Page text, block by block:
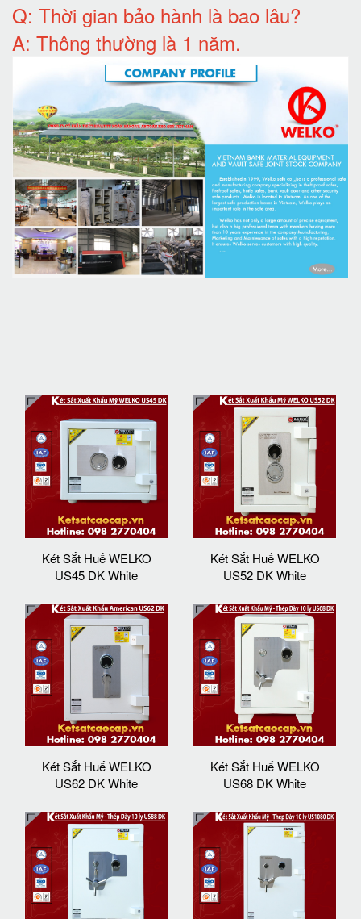
Q: Thời gian bảo hành là bao lâu?
A: Thông thường là 1 năm.
Két Sắt Huế WELKO
US45 DK White
Két Sắt Huế WELKO
US52 DK White
Két Sắt Huế WELKO
US62 DK White
Két Sắt Huế WELKO
US68 DK White